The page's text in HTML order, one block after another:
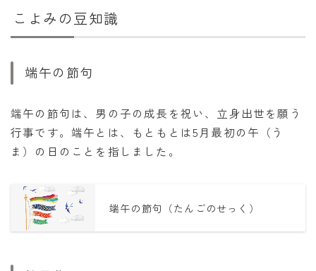
こよみの豆知識
端午の節句
端午の節句は、男の子の成長を祝い、立身出世を願う
行事です。端午とは、もともとは5月最初の午（う
ま）の日のことを指しました。
端午の節句（たんごのせっく）